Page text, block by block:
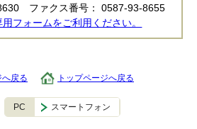
ファクス番号： 0587-93-8655
フォームをご利用ください。
戻る トップページへ戻る
PC スマートフォン